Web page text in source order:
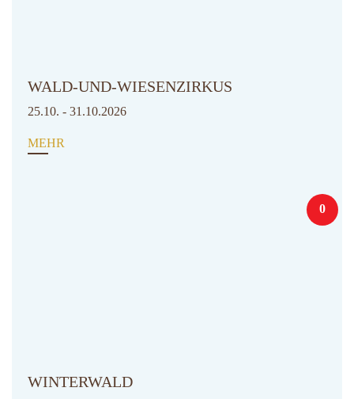
WALD-UND-WIESENZIRKUS
25.10. - 31.10.2026
MEHR
0
WINTERWALD